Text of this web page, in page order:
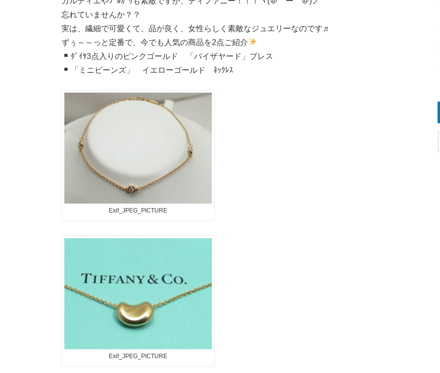
忘れていませんか？？
実は、繊細で可愛くて、品が良く、女性らしく素敵なジュエリーなのです♬
ずぅ～～っと定番で、今でも人気の商品を2点ご紹介
ﾀﾞｲﾔ3点入りのピンクゴールド 「バイザヤード」ブレス
「ミニビーンズ」 イエローゴールド ﾈｯｸﾚｽ
Exif_JPEG_PICTURE
Exif_JPEG_PICTURE